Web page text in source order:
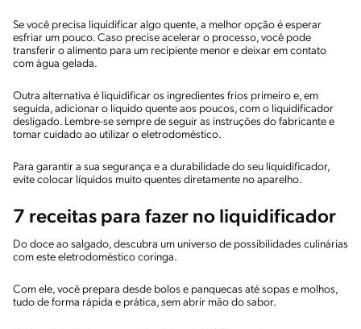
Se você precisa liquidificar algo quente, a melhor opção é esperar
esfriar um pouco. Caso precise acelerar o processo, você pode
transferir o alimento para um recipiente menor e deixar em contato
com água gelada.
Outra alternativa é liquidificar os ingredientes frios primeiro e, em
seguida, adicionar o líquido quente aos poucos, com o liquidificador
desligado. Lembre-se sempre de seguir as instruções do fabricante e
tomar cuidado ao utilizar o eletrodoméstico.
Para garantir a sua segurança e a durabilidade do seu liquidificador,
evite colocar líquidos muito quentes diretamente no aparelho.
7 receitas para fazer no liquidificador
Do doce ao salgado, descubra um universo de possibilidades culinárias
com este eletrodoméstico coringa.
Com ele, você prepara desde bolos e panquecas até sopas e molhos,
tudo de forma rápida e prática, sem abrir mão do sabor.